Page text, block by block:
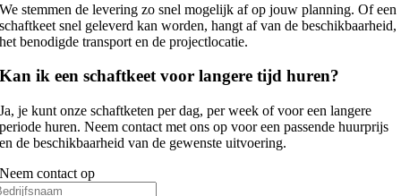
We stemmen de levering zo snel mogelijk af op jouw planning. Of een
schaftkeet snel geleverd kan worden, hangt af van de beschikbaarheid,
het benodigde transport en de projectlocatie.
Kan ik een schaftkeet voor langere tijd huren?
Ja, je kunt onze schaftketen per dag, per week of voor een langere
periode huren. Neem contact met ons op voor een passende huurprijs
en de beschikbaarheid van de gewenste uitvoering.
Neem contact op